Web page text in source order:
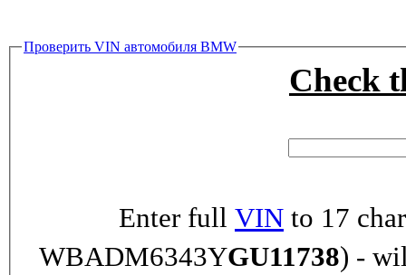
Проверить VIN автомобиля BMW
Check
Enter full VIN to 17
WBADM6343YGU11738) -